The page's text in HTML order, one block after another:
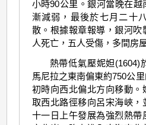
小時90公里。銀河當晚在
漸減弱，最後於七月二十
散。根據報章報導，銀河吹
人死亡，五人受傷，多間房
熱帶低氣壓妮妲(1604)
馬尼拉之東南偏東約750公
初時向西北偏北方向移動。
取西北路徑移向呂宋海峽，
十一日上午發展為強烈熱帶